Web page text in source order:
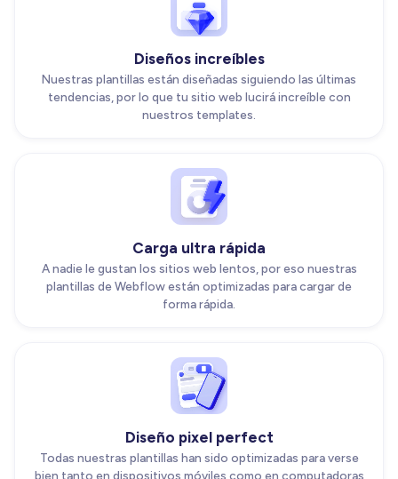
Diseños increíbles
Nuestras plantillas están diseñadas siguiendo las últimas
tendencias, por lo que tu sitio web lucirá increíble con
nuestros templates.
Carga ultra rápida
A nadie le gustan los sitios web lentos, por eso nuestras
plantillas de Webflow están optimizadas para cargar de
forma rápida.
Diseño pixel perfect
Todas nuestras plantillas han sido optimizadas para verse
bien tanto en dispositivos móviles como en computadoras